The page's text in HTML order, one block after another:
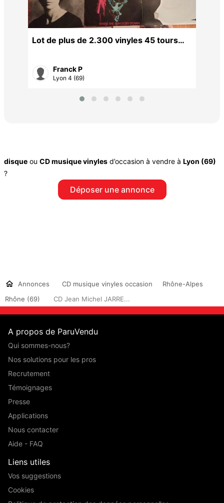
Lot de plus de 2.300 vinyles 45 tours
Franck P
Lyon 4 (69)
disque ou CD musique vinyles d’occasion à vendre à Lyon (69)
?
Déposer une annonce
Annonces CD musique vinyles occasion
Rhône-Alpes
Rhône (69)
CD Jean Michel JARRE...
A propos de ParuVendu
Qui sommes-nous?
Nos solutions pour les pros
Recrutement
Témoignages
Presse
Applications
Nous contacter
Aide - FAQ
Liens utiles
Vos suggestions
Cookies